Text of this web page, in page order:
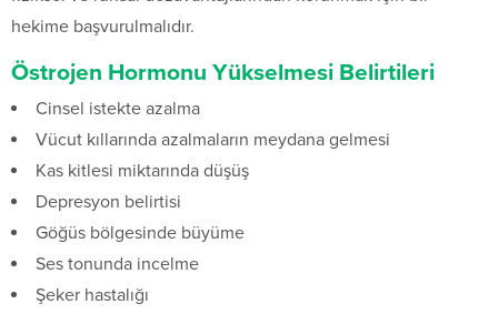
hekime başvurulmalıdır.
Östrojen Hormonu Yükselmesi Belirtileri
Cinsel istekte azalma
Vücut kıllarında azalmaların meydana gelmesi
Kas kitlesi miktarında düşüş
Depresyon belirtisi
Göğüs bölgesinde büyüme
Ses tonunda incelme
Şeker hastalığı